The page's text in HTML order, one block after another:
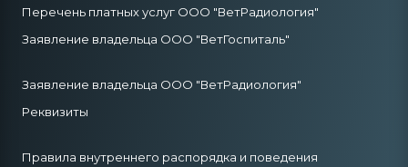
Перечень платных услуг ООО "ВетРадиология"
Заявление владельца ООО "ВетГоспиталь"
Заявление владельца ООО "ВетРадиология"
Реквизиты
Правила внутреннего распорядка и поведения